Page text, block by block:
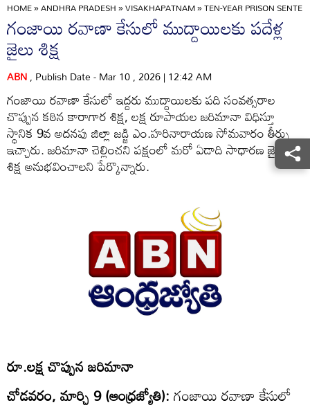
HOME»ANDHRA PRADESH»VISAKHAPATNAM»TEN-YEAR PRISON
గంజాయి రవాణా కేసులో ముద్దాయిలకు పదేళ్ల
జైలు శిక్ష
ABN, Publish Date - Mar 10 , 2026 | 12:42 AM
గంజాయి రవాణా కేసులో ఇద్దరు ముద్దాయిలకు పది సంవత్సరాల
చొప్పున కఠిన కారాగార శిక్ష, లక్ష రూపాయల జరిమానా విధిస్తూ
స్థానిక 9వ అదనపు జిల్లా జడ్జి ఎం.హరినారాయణ సోమవారం తీర్పు
ఇచ్చారు. జరిమానా చెల్లించని పక్షంలో మరో ఏడాది సాధారణ జైలు
శిక్ష అనుభవించాలని పేర్కొన్నారు.
రూ.లక్ష చొప్పున జరిమానా
చోడవరం, మార్చి 9 (ఆంధ్రజ్యోతి):గంజాయి రవాణా కేసులో